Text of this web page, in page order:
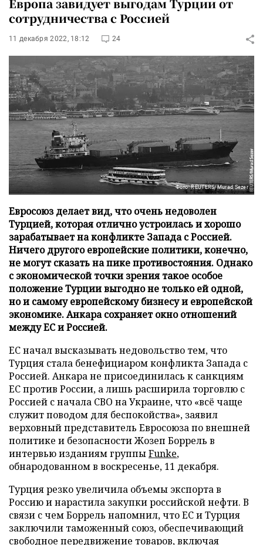
Европа завидует выгодам Турции от
сотрудничества с Россией
11 декабря 2022, 18:12 24
Фото: REUTERS/Murad Sezer
Евросоюз делает вид, что очень недоволен
Турцией, которая отлично устроилась и хорошо
зарабатывает на конфликте Запада с Россией.
Ничего другого европейские политики, конечно,
не могут сказать на пике противостояния. Однако
с экономической точки зрения такое особое
положение Турции выгодно не только ей одной,
но и самому европейскому бизнесу и европейской
экономике. Анкара сохраняет окно отношений
между ЕС и Россией.
ЕС начал высказывать недовольство тем, что
Турция стала бенефициаром конфликта Запада с
Россией. Анкара не присоединилась к санкциям
ЕС против России, а лишь расширила торговлю с
Россией с начала СВО на Украине, что «всё чаще
служит поводом для беспокойства», заявил
верховный представитель Евросоюза по внешней
политике и безопасности Жозеп Боррель в
интервью изданиям группыFunke,
обнародованном в воскресенье, 11 декабря.
Турция резко увеличила объемы экспорта в
Россию и нарастила закупки российской нефти. В
связи с чем Боррель напомнил, что ЕС и Турция
заключили таможенный союз, обеспечивающий
свободное передвижение товаров, включая